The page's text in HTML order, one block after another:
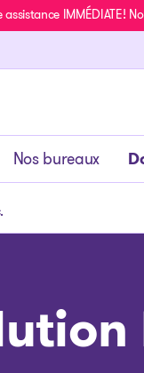
assistance IMMÉDIATE!
Nos bureaux